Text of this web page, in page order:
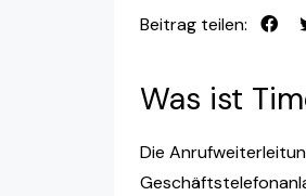
Beitrag teilen:
Was ist
Die